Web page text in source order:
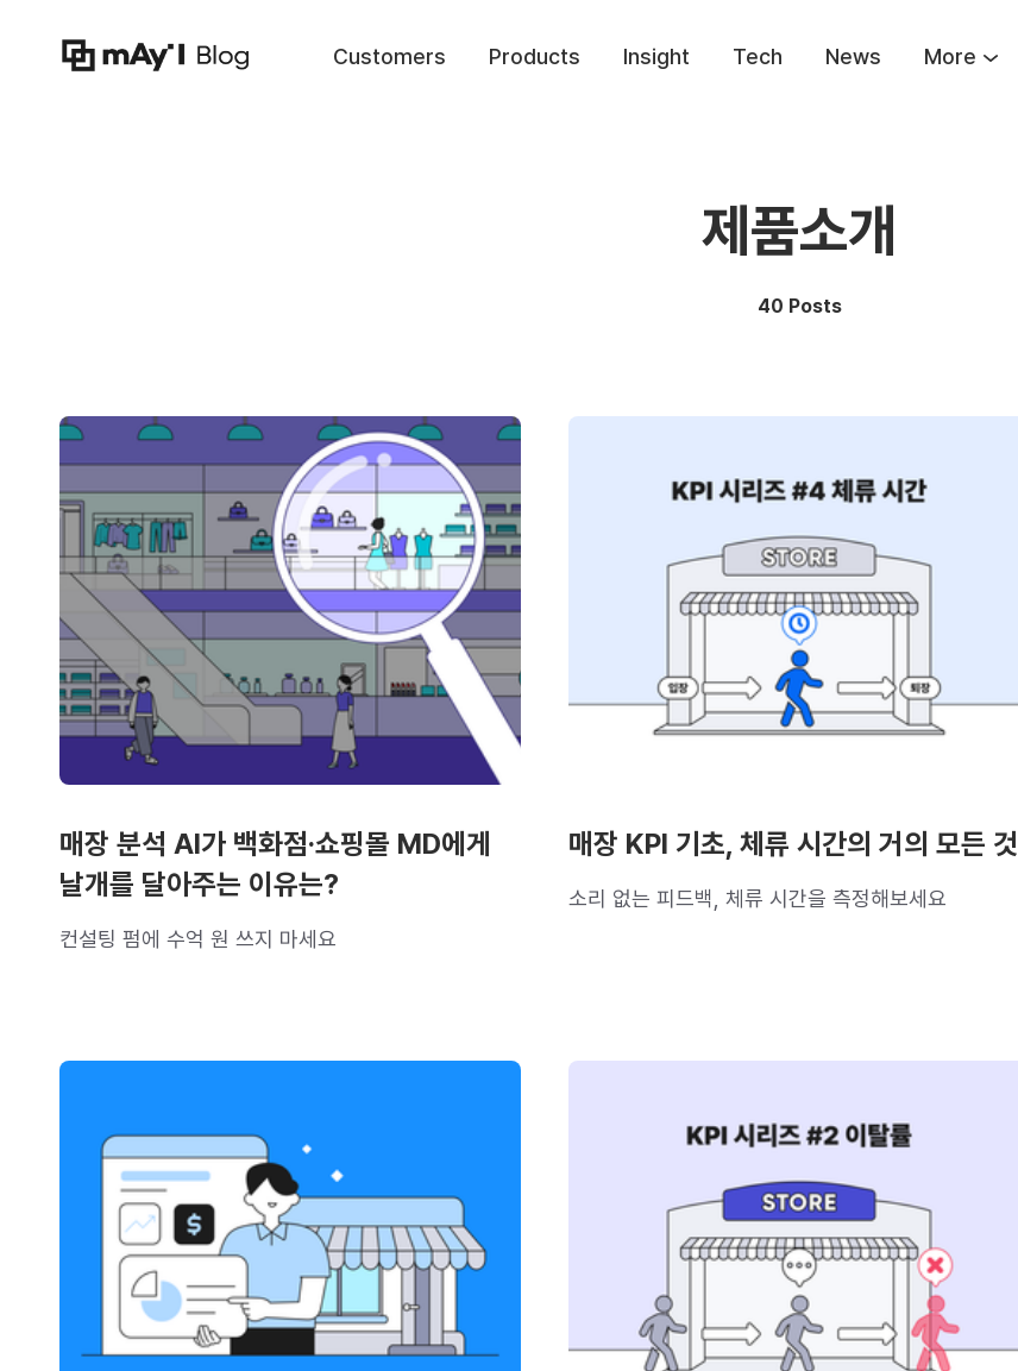
Customers Products Insight Tech News More
제품소개
40 Posts
매장 분석 AI가 백화점·쇼핑몰 MD에게
날개를 달아주는 이유는?
컨설팅 펌에 수억 원 쓰지 마세요
매장 KPI 기초, 체류 시간의 거의 모든 것
소리 없는 피드백, 체류 시간을 측정해보세요